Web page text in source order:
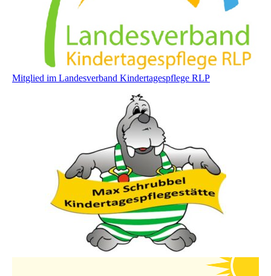
Mitglied im Landesverband Kindertagespflege RLP